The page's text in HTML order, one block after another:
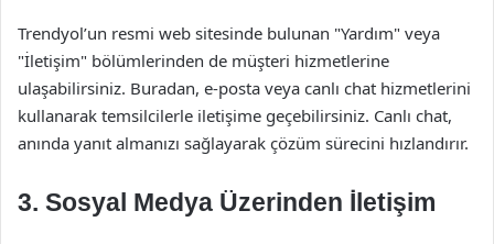
Trendyol’un resmi web sitesinde bulunan "Yardım" veya
"İletişim" bölümlerinden de müşteri hizmetlerine
ulaşabilirsiniz. Buradan, e-posta veya canlı chat hizmetlerini
kullanarak temsilcilerle iletişime geçebilirsiniz. Canlı chat,
anında yanıt almanızı sağlayarak çözüm sürecini hızlandırır.
3. Sosyal Medya Üzerinden İletişim